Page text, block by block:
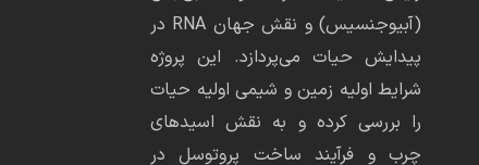
(آبیوجنسیس) و نقش جهان RNA در
پیدایش حیات می‌پردازد. این پروژه
شرایط اولیه زمین و شیمی اولیه حیات
را بررسی کرده و به نقش اسیدهای
چرب و فرآیند ساخت پروتوسل در